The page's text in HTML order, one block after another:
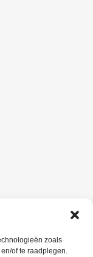
zoals
of te raadplegen.